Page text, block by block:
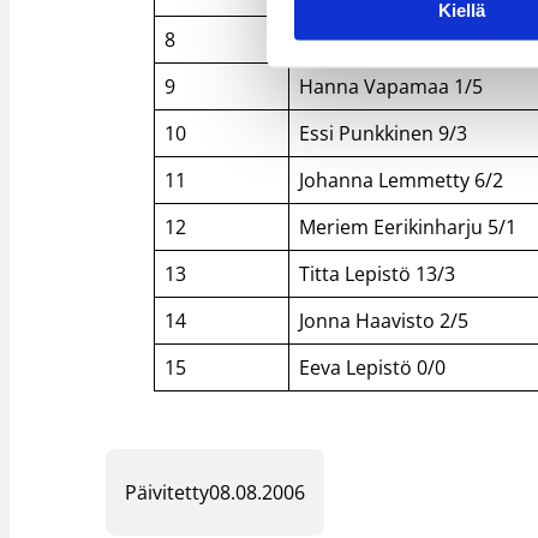
Kiellä
8
Iina Immonen 0/1
9
Hanna Vapamaa 1/5
10
Essi Punkkinen 9/3
11
Johanna Lemmetty 6/2
12
Meriem Eerikinharju 5/1
13
Titta Lepistö 13/3
14
Jonna Haavisto 2/5
15
Eeva Lepistö 0/0
Päivitetty08.08.2006